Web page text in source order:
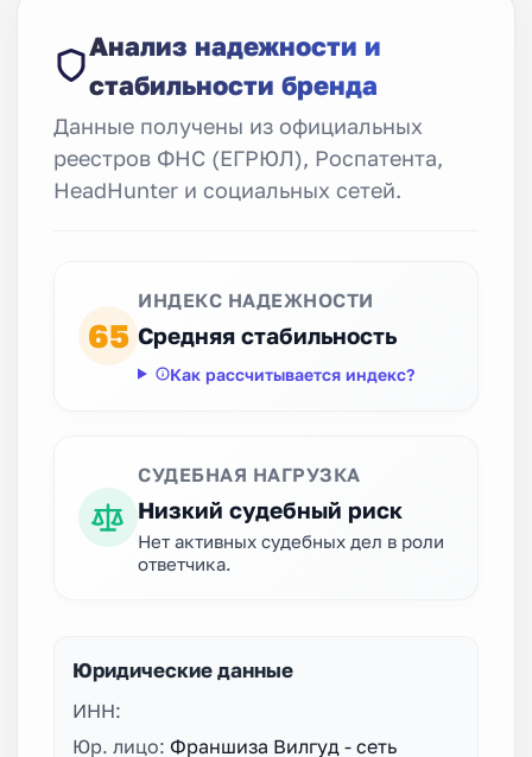
Анализ надежности и
стабильности бренда
Данные получены из официальных
реестров ФНС (ЕГРЮЛ), Роспатента,
HeadHunter и социальных сетей.
65
ИНДЕКС НАДЕЖНОСТИ
Средняя стабильность
Как рассчитывается индекс?
СУДЕБНАЯ НАГРУЗКА
Низкий судебный риск
Нет активных судебных дел в роли
ответчика.
Юридические данные
ИНН:
Юр. лицо: Франшиза Вилгуд - сеть